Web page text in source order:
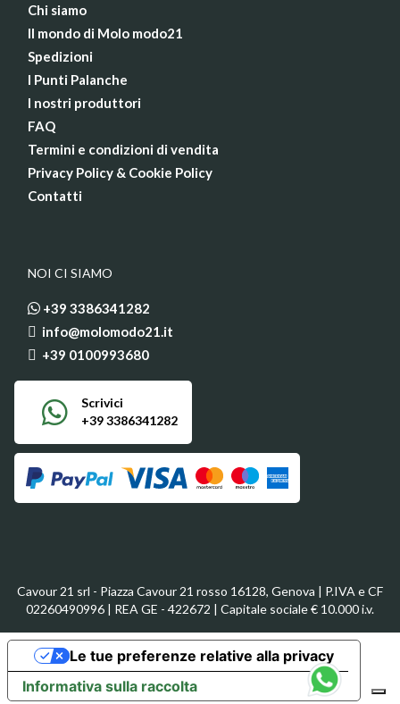
Chi siamo
Il mondo di Molo modo21
Spedizioni
I Punti Palanche
I nostri produttori
FAQ
Termini e condizioni di vendita
Privacy Policy & Cookie Policy
Contatti
NOI CI SIAMO
+39 3386341282
info@molomodo21.it
+39 0100993680
Scrivici
+39 3386341282
Cavour 21 srl - Piazza Cavour 21 rosso 16128, Genova | P.IVA e CF
02260490996 | REA GE - 422672 | Capitale sociale € 10.000 i.v.
Informativa sulla raccolta
Le tue preferenze relative alla privacy